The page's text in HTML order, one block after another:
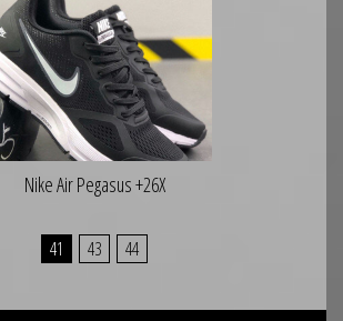
Nike Air Pegasus +26X
41 43 44